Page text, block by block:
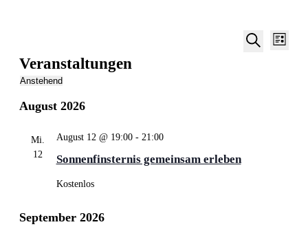
Liste
Veranstaltungen
Anstehend
wählen.
August 2026
Mi.
12
Sonnenfinsternis gemeinsam erleben
August 12 @ 19:00- 21:00
Kostenlos
September 2026